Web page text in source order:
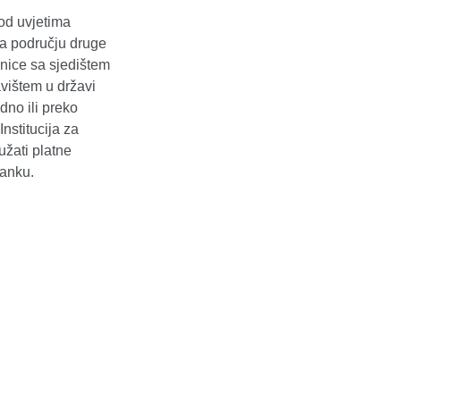
uvjetima
području druge
sa sjedištem
u državi
ili preko
za
platne